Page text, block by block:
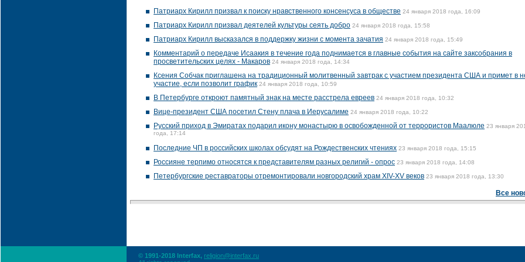
Патриарх Кирилл призвал к поиску нравственного консенсуса в обществе 24 января 2018 года, 16:09
Патриарх Кирилл призвал деятелей культуры сеять добро 24 января 2018 года, 15:58
Патриарх Кирилл высказался в поддержку жизни с момента зачатия 24 января 2018 года, 15:49
Комментарий о передаче Исаакия в течение года поднимается в главные события на сайте заксобрания в
просветительских целях - Макаров 24 января 2018 года, 14:34
Ксения Собчак приглашена на традиционный молитвенный завтрак с участием президента США и примет в
участие, если позволит график 24 января 2018 года, 10:59
В Петербурге откроют памятный знак на месте расстрела евреев 24 января 2018 года, 10:32
Вице-президент США посетил Стену плача в Иерусалиме 24 января 2018 года, 10:22
Русский приход в Эмиратах подарил икону монастырю в освобожденной от террористов Маалюле 23 января
года, 17:14
Последние ЧП в российских школах обсудят на Рождественских чтениях 23 января 2018 года, 15:15
Россияне терпимо относятся к представителям разных религий - опрос 23 января 2018 года, 14:08
Петербургские реставраторы отремонтировали новгородский храм XIV-XV веков 23 января 2018 года, 13:30
Все
© 1991-2018 Interfax, religion@interfax.ru